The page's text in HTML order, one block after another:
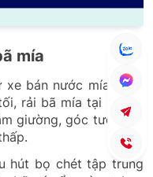
mía
bán nước mía hoặc
rải bã mía tại những
giường, góc tường, ổ
hút bọ chét tập trung